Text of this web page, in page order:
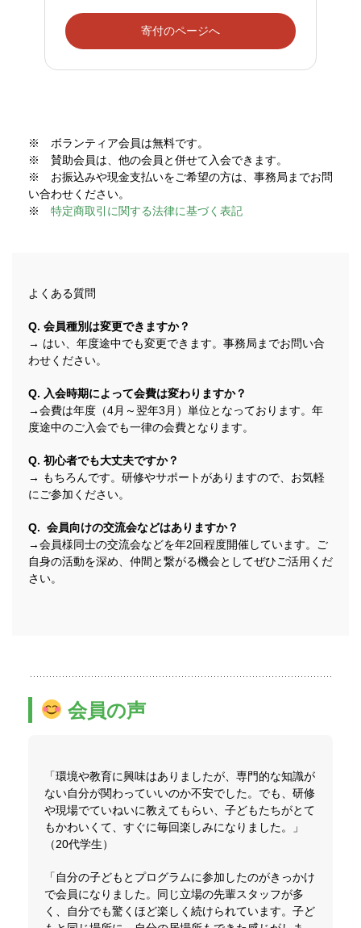
寄付のページへ
※ ボランティア会員は無料です。
※ 賛助会員は、他の会員と併せて入会できます。
※ お振込みや現金支払いをご希望の方は、事務局までお問
い合わせください。
※ 特定商取引に関する法律に基づく表記
よくある質問
Q. 会員種別は変更できますか？
→ はい、年度途中でも変更できます。事務局までお問い合
わせください。
Q. 入会時期によって会費は変わりますか？
→会費は年度（4月～翌年3月）単位となっております。年
度途中のご入会でも一律の会費となります。
Q. 初心者でも大丈夫ですか？
→ もちろんです。研修やサポートがありますので、お気軽
にご参加ください。
Q. 会員向けの交流会などはありますか？
→会員様同士の交流会などを年2回程度開催しています。ご
自身の活動を深め、仲間と繋がる機会としてぜひご活用くだ
さい。
会員の声
「環境や教育に興味はありましたが、専門的な知識が
ない自分が関わっていいのか不安でした。でも、研修
や現場でていねいに教えてもらい、子どもたちがとて
もかわいくて、すぐに毎回楽しみになりました。」
（20代学生）
「自分の子どもとプログラムに参加したのがきっかけ
で会員になりました。同じ立場の先輩スタッフが多
く、自分でも驚くほど楽しく続けられています。子ど